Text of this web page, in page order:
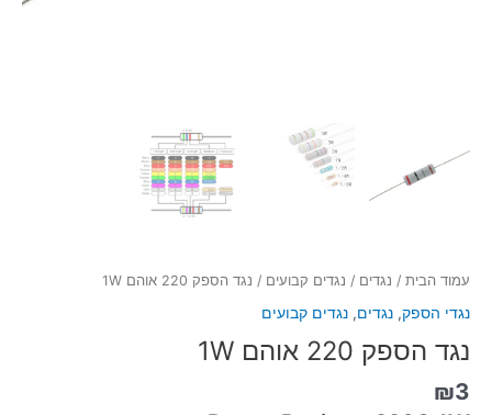
עמוד הבית / נגדים / נגדים קבועים / נגד הספק 220 אוהם 1W
נגדי הספק, נגדים, נגדים קבועים
נגד הספק 220 אוהם 1W
₪3